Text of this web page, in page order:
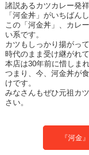
諸説あるカツカレー発
「河金丼」がいちばん
この「河金丼」、カレ
い系です。
カツもしっかり揚がっ
時代のまま受け継がれ
本店は30年前に惜しま
つまり、今、河金丼が
けです。
みなさんもぜひ元祖カ
さい。
『河金